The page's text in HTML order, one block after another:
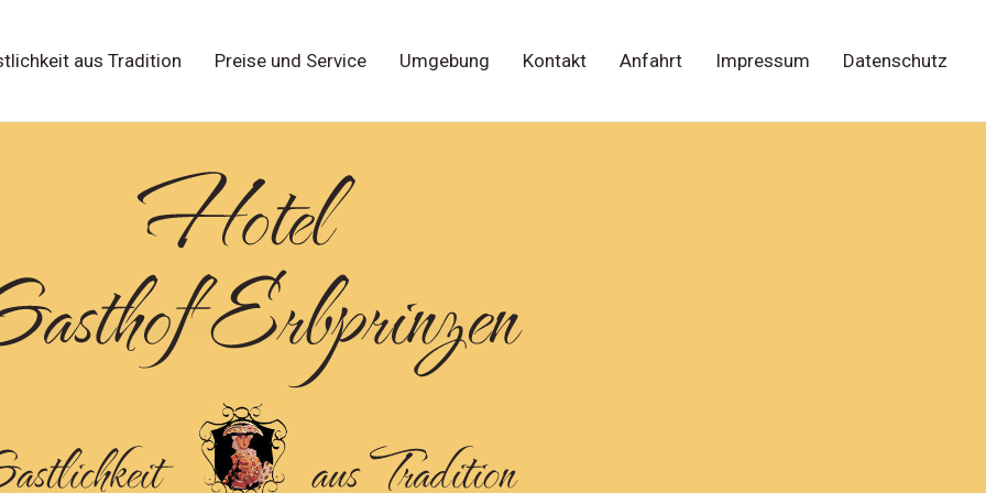
aus Tradition Preise und Service Umgebung Kontakt Anfahrt Impressum Datenschutz